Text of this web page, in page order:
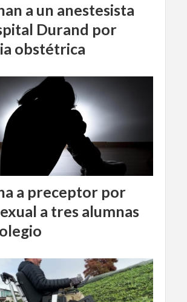
a un anestesista
Durand por
obstétrica
a preceptor por
a tres alumnas